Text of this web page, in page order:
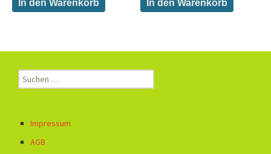
In den Warenkorb In den Warenkorb
Suchen
nach:
Impressum
AGB